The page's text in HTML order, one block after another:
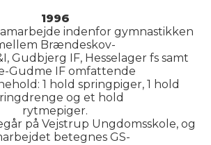
1996
indenfor gymnastikken
Brændeskov-
Gudbjerg IF, Hesselager fs samt
Gudme IF omfattende
1 hold springpiger, 1 hold
og et hold
rytmepiger.
på Vejstrup Ungdomsskole, og
betegnes GS-